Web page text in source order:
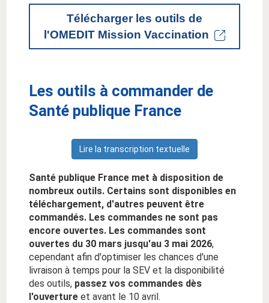
Télécharger les outils de
l'OMEDIT Mission Vaccination
Les outils à commander de
Santé publique France
Lire la transcription textuelle
Santé publique France met à disposition de
nombreux outils. Certains sont disponibles en
téléchargement, d'autres peuvent être
commandés. Les commandes ne sont pas
encore ouvertes. Les commandes sont
ouvertes du 30 mars jusqu'au 3 mai 2026,
cependant afin d'optimiser les chances d'une
livraison à temps pour la SEV et la disponibilité
des outils, passez vos commandes dès
l'ouverture et avant le 10 avril.